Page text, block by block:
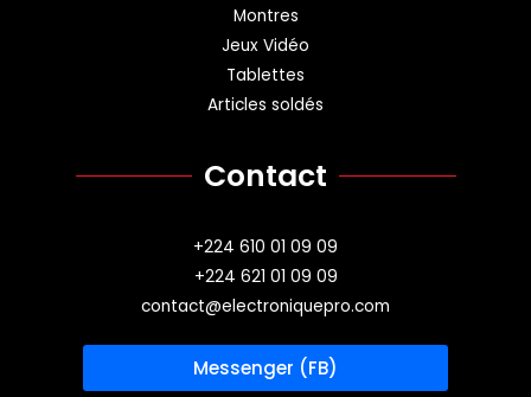
Montres
Jeux Vidéo
Tablettes
Articles soldés
Contact
+224 610 01 09 09
+224 621 01 09 09
contact@electroniquepro.com
Messenger (FB)